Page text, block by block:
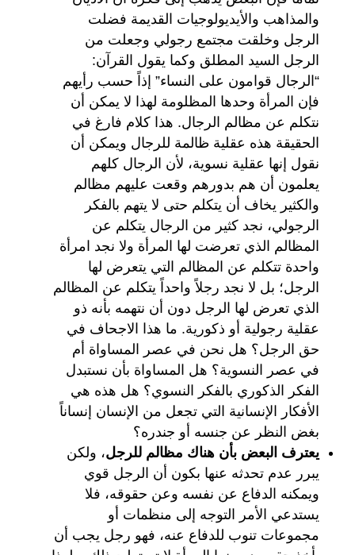
والمذاهب والأيديولوجيات القديمة فضلت
الرجل وخلقت مجتمع رجولي وجعلت من
الرجل السيد المطلق وكما يقول القرآن:
“الرجال قوامون على النساء” إذاً حسب رأيهم
فإن المرأة وحدها المظلومة لهذا لا يمكن أن
نتكلم عن مظالم الرجال. هذا كلام فارغ في
الحقيقة هذه عقلية ظالمة للرجال ويمكن أن
نقول إنها عقلية نسوية، لأن الرجال كلهم
يعلمون أن هم بدورهم وقعت عليهم مظالم
والكثير يخاف أن يتكلم حتى لا يتهم بالفكر
الرجولي، نجد كثير من الرجال يتكلم عن
المظالم الذي تعرضت لها المرأة ولا نجد امرأة
واحدة تتكلم عن المظالم التي يتعرض لها
الرجل؛ بل لا نجد رجلاً واحداً يتكلم عن المظالم
الذي تعرض لها الرجل دون أن نتهمه بأنه ذو
عقلية رجولية أو ذكورية. ما هذا الاجحاف في
حق الرجل؟ هل نحن في عصر المساواة أم
في عصر النسوية؟ هل المساواة بأن نستبدل
الفكر الذكوري بالفكر النسوي؟ هل هذه هي
الأفكار الإنسانية التي تجعل من الإنسان إنساناً
بغض النظر عن جنسه أو جندره؟
يعترف البعض بأن هناك مظالم للرجل، ولكن
يبرر عدم تحدثه عنها بكون أن الرجل قوي
ويمكنه الدفاع عن نفسه وعن حقوقه، فلا
يستدعي الأمر التوجه إلى منظمات أو
مجموعات تنوب للدفاع عنه، فهو رجل يجب أن